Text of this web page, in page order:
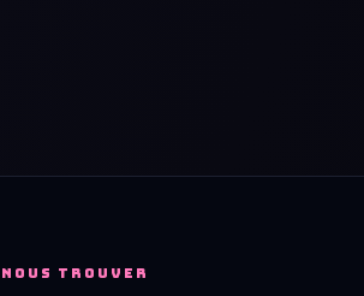
NOUS TROUVER